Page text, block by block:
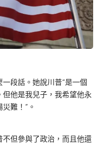
段話。她說川普“是一個
他是我兒子，我希望他永
難！”。
但參與了政治，而且他還